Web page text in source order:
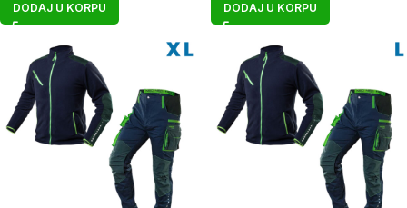
DODAJ U KORPU DODAJ U KORPU